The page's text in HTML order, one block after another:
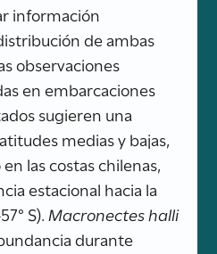
información
de ambas
observaciones
en embarcaciones
sugieren una
medias y bajas,
las costas chilenas,
estacional hacia la
S). Macronectes halli
durante